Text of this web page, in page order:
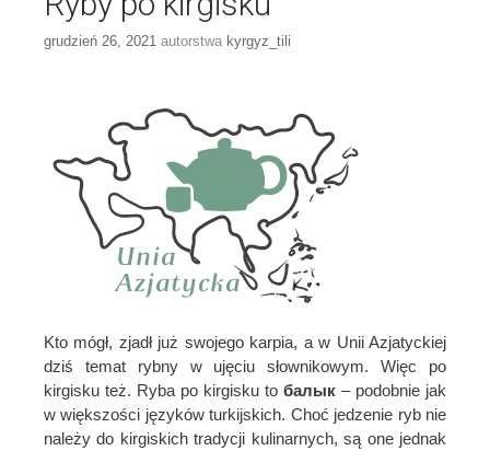
grudzień 26, 2021 autorstwa kyrgyz_tili
Kto mógł, zjadł już swojego karpia, a w Unii Azjatyckiej
dziś temat rybny w ujęciu słownikowym. Więc po
kirgisku też. Ryba po kirgisku to балык – podobnie jak
w większości języków turkijskich. Choć jedzenie ryb nie
należy do kirgiskich tradycji kulinarnych, są one jednak